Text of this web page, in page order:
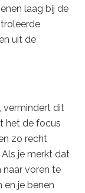
laag bij de
uit de
vermindert dit
het de focus
zo recht
je merkt dat
naar voren te
en je benen